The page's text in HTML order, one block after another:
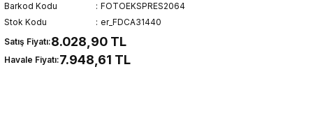
Barkod Kodu
FOTOEKSPRES2064
Stok Kodu
er_FDCA31440
Satış Fiyatı:8.028,90 TL
Havale Fiyatı:7.948,61 TL